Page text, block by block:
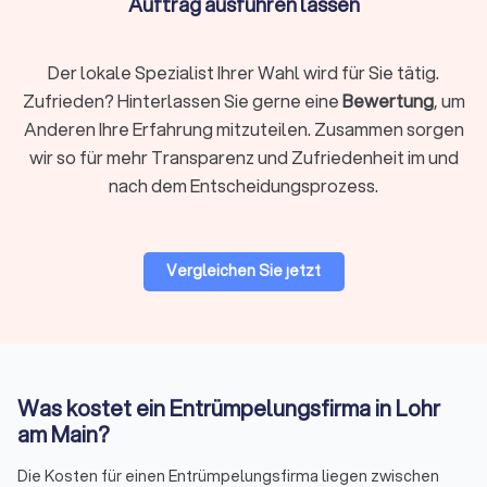
kümmern sich um diefachgerechte Trennungund
Umzug und Entrümpelung kombinieren
VieleUmzugsunternehmenbieten mittlerweile kombinierte
Leistungen ausUmzug und Entrümpelungan. So sparen Sie
nicht nur Zeit, sondern vermeiden auch doppelte Logistik und
Firmenentrümpelung und Spezialfälle
übernehmen neben dem Abtransport auch die
umweltgerechte Trennung und Entsorgung. Nach der
Übergabestandard.
Der lokale Spezialist Ihrer Wahl wird für Sie tätig.
Zufrieden? Hinterlassen Sie gerne eineBewertung, um
Anderen Ihre Erfahrung mitzuteilen. Zusammen sorgen
wir so für mehr Transparenz und Zufriedenheit im und
nach dem Entscheidungsprozess.
Vergleichen Sie jetzt
Was kostet ein Entrümpelungsfirma in Lohr
am Main?
Die Kosten für einen Entrümpelungsfirma liegen zwischen